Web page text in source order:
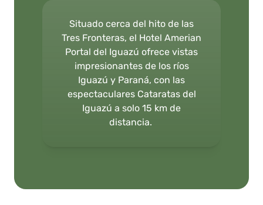
Situado cerca del hito de las
Tres Fronteras, el Hotel Amerian
Portal del Iguazú ofrece vistas
impresionantes de los ríos
Iguazú y Paraná, con las
espectaculares Cataratas del
Iguazú a solo 15 km de
distancia.